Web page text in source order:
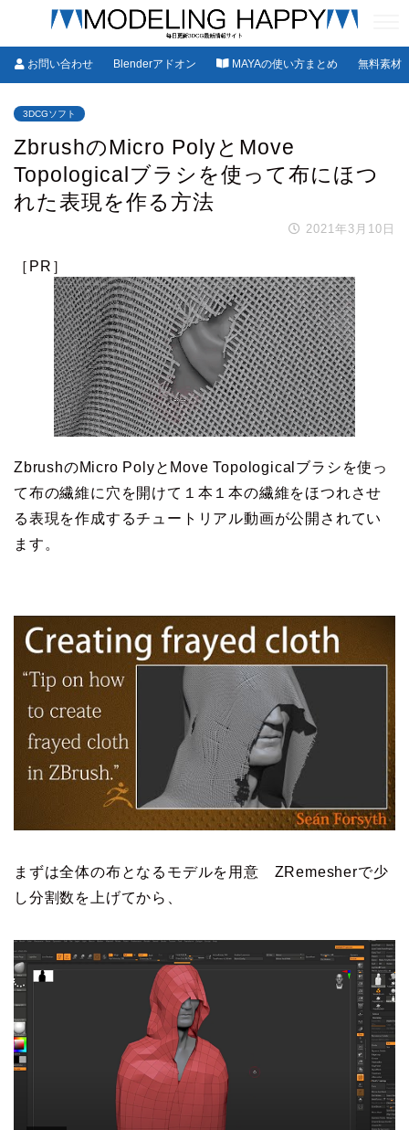
お問い合わせ Blenderアドオン MAYAの使い方まとめ 無料素材
3DCGソフト
ZbrushのMicro PolyとMove
Topologicalブラシを使って布にほつ
れた表現を作る方法
2021年3月10日
［PR］
ZbrushのMicro PolyとMove Topologicalブラシを使っ
て布の繊維に穴を開けて１本１本の繊維をほつれさせ
る表現を作成するチュートリアル動画が公開されてい
ます。
まずは全体の布となるモデルを用意 ZRemesherで少
し分割数を上げてから、